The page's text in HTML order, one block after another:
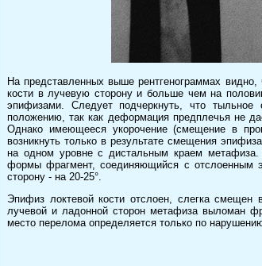
На представленных выше рентгенограммах
кости в лучевую сторону и больше чем на
эпифизами. Следует подчеркнуть, что
положению, так как деформация предплечья не
Однако имеющееся укорочение (смещение в
возникнуть только в результате смещения
на одном уровне с дистальным краем
формы фрагмент, соединяющийся с отслоенным
сторону - на 20-25°.
Эпифиз локтевой кости отслоен, слегка
лучевой и ладонной сторон метафиза выломан
место перелома определяется только по